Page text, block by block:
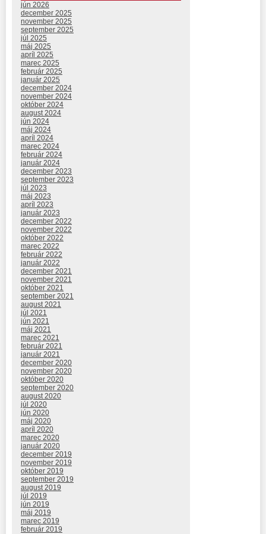
jún 2026
december 2025
november 2025
september 2025
júl 2025
máj 2025
apríl 2025
marec 2025
február 2025
január 2025
december 2024
november 2024
október 2024
august 2024
jún 2024
máj 2024
apríl 2024
marec 2024
február 2024
január 2024
december 2023
september 2023
júl 2023
máj 2023
apríl 2023
január 2023
december 2022
november 2022
október 2022
marec 2022
február 2022
január 2022
december 2021
november 2021
október 2021
september 2021
august 2021
júl 2021
jún 2021
máj 2021
marec 2021
február 2021
január 2021
december 2020
november 2020
október 2020
september 2020
august 2020
júl 2020
jún 2020
máj 2020
apríl 2020
marec 2020
január 2020
december 2019
november 2019
október 2019
september 2019
august 2019
júl 2019
jún 2019
máj 2019
marec 2019
február 2019